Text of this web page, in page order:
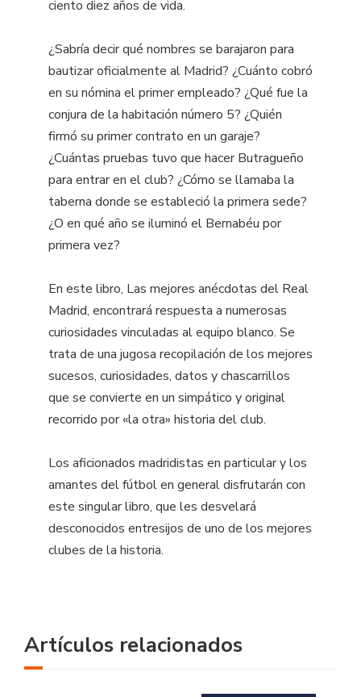
ciento diez años de vida.
¿Sabría decir qué nombres se barajaron para
bautizar oficialmente al Madrid? ¿Cuánto cobró
en su nómina el primer empleado? ¿Qué fue la
conjura de la habitación número 5? ¿Quién
firmó su primer contrato en un garaje?
¿Cuántas pruebas tuvo que hacer Butragueño
para entrar en el club? ¿Cómo se llamaba la
taberna donde se estableció la primera sede?
¿O en qué año se iluminó el Bernabéu por
primera vez?
En este libro, Las mejores anécdotas del Real
Madrid, encontrará respuesta a numerosas
curiosidades vinculadas al equipo blanco. Se
trata de una jugosa recopilación de los mejores
sucesos, curiosidades, datos y chascarrillos
que se convierte en un simpático y original
recorrido por «la otra» historia del club.
Los aficionados madridistas en particular y los
amantes del fútbol en general disfrutarán con
este singular libro, que les desvelará
desconocidos entresijos de uno de los mejores
clubes de la historia.
Artículos relacionados